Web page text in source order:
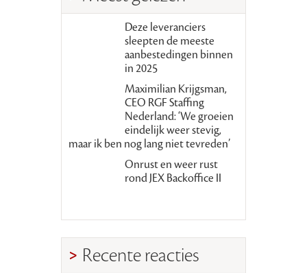
Deze leveranciers
sleepten de meeste
aanbestedingen binnen
in 2025
Maximilian Krijgsman,
CEO RGF Staffing
Nederland: ‘We groeien
eindelijk weer stevig,
maar ik ben nog lang niet tevreden’
Onrust en weer rust
rond JEX Backoffice II
Recente reacties